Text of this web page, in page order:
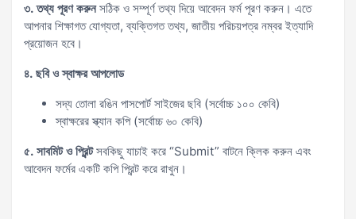
৩. তথ্য পূরণ করুনসঠিক ও সম্পূর্ণ তথ্য দিয়ে আবেদন ফর্ম পূরণ করুন। এতে
আপনার শিক্ষাগত যোগ্যতা, ব্যক্তিগত তথ্য, জাতীয় পরিচয়পত্র নম্বর ইত্যাদি
প্রয়োজন হবে।
৪. ছবি ও স্বাক্ষর আপলোড
সদ্য তোলা রঙিন পাসপোর্ট সাইজের ছবি (সর্বোচ্চ ১০০ কেবি)
স্বাক্ষরের স্ক্যান কপি (সর্বোচ্চ ৬০ কেবি)
৫. সাবমিট ও প্রিন্টসবকিছু যাচাই করে “Submit” বাটনে ক্লিক করুন এবং
আবেদন ফর্মের একটি কপি প্রিন্ট করে রাখুন।